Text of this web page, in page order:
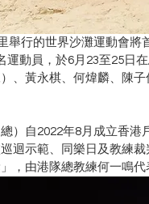
舉行的世界沙灘運動會
運動員，於6月23至25日
、黃永棋、何煒麟、陳
）自2022年8月成立香
迴示範、同樂日及教練
，由港隊總教練何一鳴代